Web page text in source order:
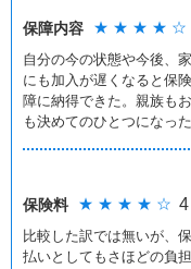
保障内容 ★ ★ ★ ★ ☆
自分の今の状態や今後、
にも加入が遅くなると保
障に納得できた。親族も
も決めてのひとつになった
保険料 ★ ★ ★ ★ ☆ 4
比較した訳では無いが、
払いとしてもさほどの負